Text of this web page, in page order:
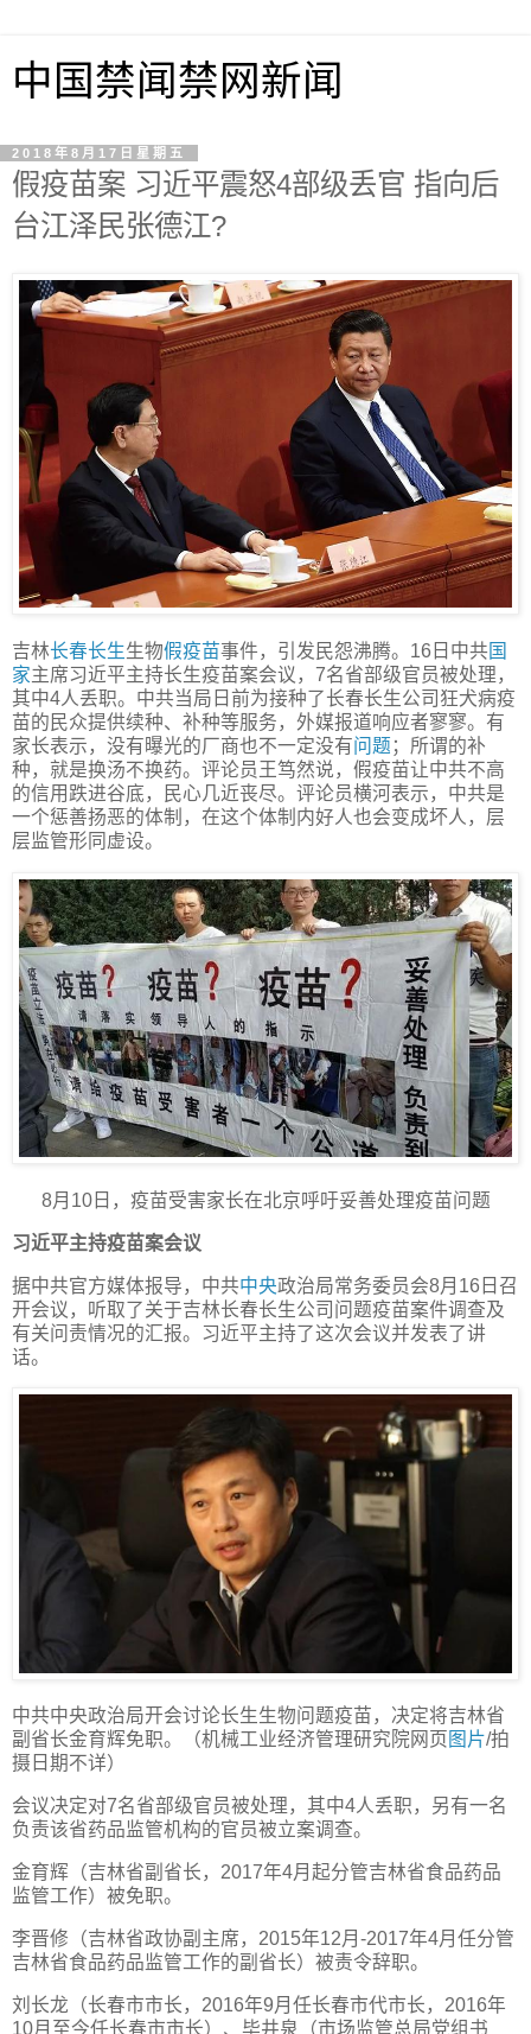
中国禁闻禁网新闻
2018年8月17日星期五
假疫苗案 习近平震怒4部级丢官 指向后
台江泽民张德江?
吉林长春长生生物假疫苗事件，引发民怨沸腾。16日中共 国
家主席习近平主持长生疫苗案会议，7名省部级官员被处理，
其中4人丢职。中共当局日前为接种了长春长生公司狂犬病疫
苗的民众提供续种、补种等服务，外媒报道响应者寥寥。有
家长表示，没有曝光的厂商也不一定没有问题 ；所谓的补
种，就是换汤不换药。评论员王笃然说，假疫苗让中共不高
的信用跌进谷底，民心几近丧尽。评论员横河表示，中共是
一个惩善扬恶的体制，在这个体制内好人也会变成坏人，层
层监管形同虚设。
8月10日，疫苗受害家长在北京呼吁妥善处理疫苗问题
习近平主持疫苗案会议
据中共官方媒体报导，中共中央政治局常务委员会8月16日召
开会议，听取了关于吉林长春长生公司问题疫苗案件调查及
有关问责情况的汇报。习近平主持了这次会议并发表了讲
话。
中共中央政治局开会讨论长生生物问题疫苗，决定将吉林省
副省长金育辉免职。（机械工业经济管理研究院网页 图片/拍
摄日期不详）
会议决定对7名省部级官员被处理，其中4人丢职，另有一名
负责该省药品监管机构的官员被立案调查。
金育辉（吉林省副省长，2017年4月起分管吉林省食品药品
监管工作）被免职。
李晋修（吉林省政协副主席，2015年12月-2017年4月任分管
吉林省食品药品监管工作的副省长）被责令辞职。
刘长龙（长春市市长，2016年9月任长春市代市长，2016年
10月至今任长春市市长）、毕井泉（市场监管总局党组书